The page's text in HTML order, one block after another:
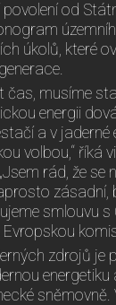
od
úkolů, které
čas, musíme
energii
a v jaderné
volbou,“ říká
rád, že se
zásadní,
smlouvu
zdrojů je